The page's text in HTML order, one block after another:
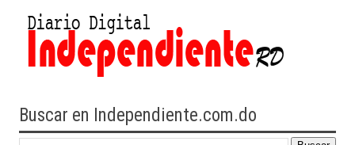
Buscar en Independiente.com.do